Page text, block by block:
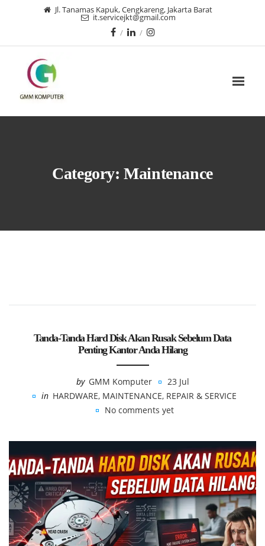
Jl. Tanamas Kapuk, Cengkareng, Jakarta Barat
it.servicejkt@gmail.com
Category:Maintenance
Tanda-Tanda Hard Disk Akan Rusak Sebelum Data
Penting Kantor Anda Hilang
by GMM Komputer
23 Jul
in HARDWARE, MAINTENANCE, REPAIR & SERVICE
No comments yet